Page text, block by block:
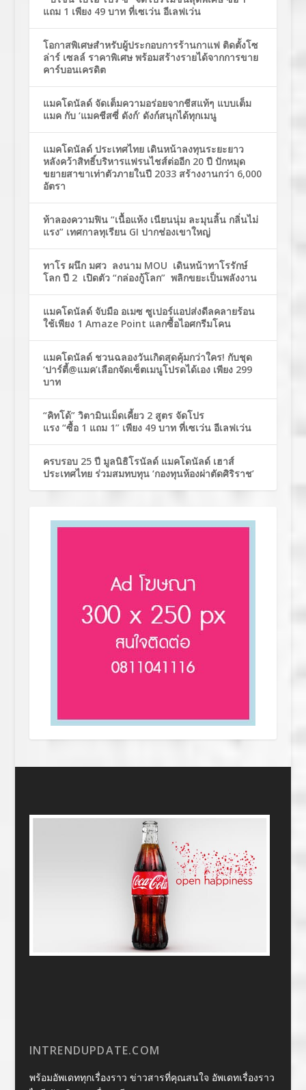
แถม 1 เพียง 49 บาท ที่เซเว่น อีเลฟเว่น
โอกาสพิเศษสำหรับผู้ประกอบการร้านกาแฟ ติดตั้งโซ
ล่าร์ เซลล์ ราคาพิเศษ พร้อมสร้างรายได้จากการขาย
คาร์บอนเครดิต
แมคโดนัลด์ จัดเต็มความอร่อยจากชีสแท้ๆ แบบเต็ม
แมค กับ ‘แมคชีสซี่ ดังก์’ ดังก์สนุกได้ทุกเมนู
แมคโดนัลด์ ประเทศไทย เดินหน้าลงทุนระยะยาว
หลังคว้าสิทธิ์บริหารแฟรนไชส์ต่ออีก 20 ปี ปักหมุด
ขยายสาขาเท่าตัวภายในปี 2033 สร้างงานกว่า 6,000
อัตรา
ท้าลองความฟิน “เนื้อแห้ง เนียนนุ่ม ละมุนลิ้น กลิ่นไม่
แรง” เทศกาลทุเรียน GI ปากช่องเขาใหญ่
ทาโร ผนึก มศว ลงนาม MOU เดินหน้าทาโรรักษ์
โลก ปี 2 เปิดตัว “กล่องกู้โลก” พลิกขยะเป็นพลังงาน
แมคโดนัลด์ จับมือ อเมซ ซูเปอร์แอปส่งดีลคลายร้อน
ใช้เพียง 1 Amaze Point แลกซื้อไอศกรีมโคน
แมคโดนัลด์ ชวนฉลองวันเกิดสุดคุ้มกว่าใคร! กับชุด
‘ปาร์ตี้@แมค’เลือกจัดเซ็ตเมนูโปรดได้เอง เพียง 299
บาท
“คิทโด้” วิตามินเม็ดเคี้ยว 2 สูตร จัดโปร
แรง “ซื้อ 1 แถม 1” เพียง 49 บาท ที่เซเว่น อีเลฟเว่น
ครบรอบ 25 ปี มูลนิธิโรนัลด์ แมคโดนัลด์ เฮาส์
ประเทศไทย ร่วมสมทบทุน ‘กองทุนห้องผ่าตัดศิริราช’
INTRENDUPDATE.COM
พร้อมอัพเดททุกเรื่องราว ข่าวสารที่คุณสนใจ อัพเดทเรื่องราว